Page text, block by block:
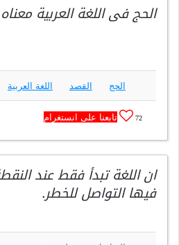
الحج فى اللغة العربية
الحج القصد اللغة العربية
72 تابعنا على انستغرام
ان اللغة تبدأ فقط عند
فيها التواصل للخطر.